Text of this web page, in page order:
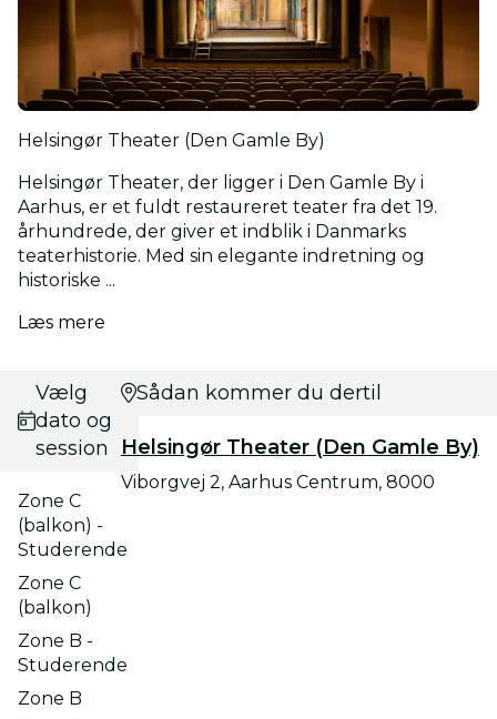
Helsingør Theater (Den Gamle By)
Helsingør Theater, der ligger i Den Gamle By i
Aarhus, er et fuldt restaureret teater fra det 19.
århundrede, der giver et indblik i Danmarks
teaterhistorie. Med sin elegante indretning og
historiske ...
Læs mere
Vælg
dato og
session
Zone C
(balkon) -
Studerende
Zone C
(balkon)
Zone B -
Studerende
Zone B
Sådan kommer du dertil
Helsingør Theater (Den Gamle By)
Viborgvej 2, Aarhus Centrum, 8000